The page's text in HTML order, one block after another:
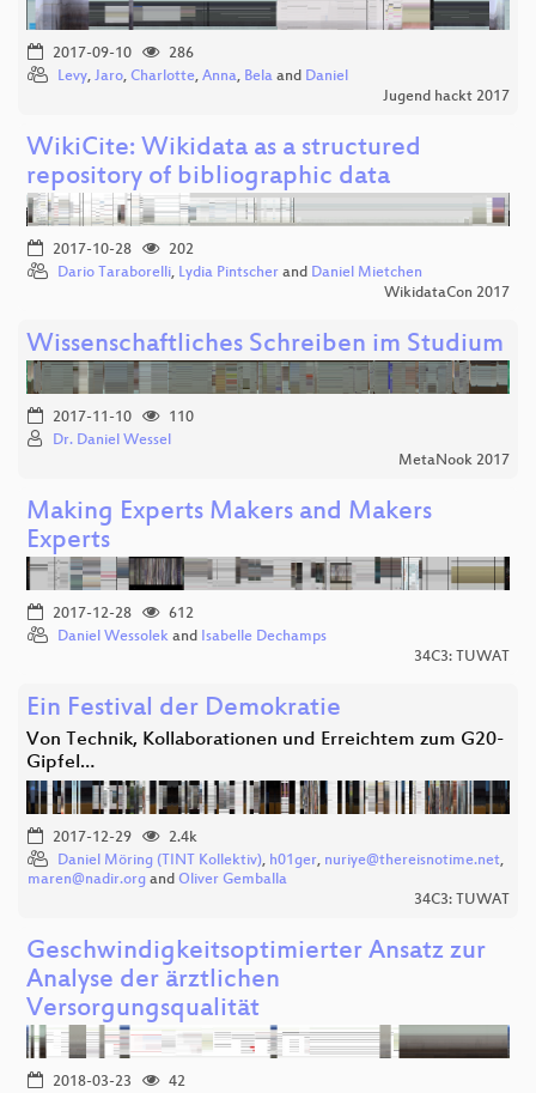
2017-09-10
286
Levy, Jaro, Charlotte, Anna, Bela and Daniel
Jugend hackt 2017
WikiCite: Wikidata as a structured
repository of bibliographic data
2017-10-28
202
Dario Taraborelli, Lydia Pintscher and Daniel Mietchen
WikidataCon 2017
Wissenschaftliches Schreiben im Studium
2017-11-10
110
Dr. Daniel Wessel
MetaNook 2017
Making Experts Makers and Makers
Experts
2017-12-28
612
Daniel Wessolek and Isabelle Dechamps
34C3: TUWAT
Ein Festival der Demokratie
Von Technik, Kollaborationen und Erreichtem zum G20-
Gipfel…
2017-12-29
2.4k
Daniel Möring (TINT Kollektiv), h01ger, nuriye@thereisnotime.net,
maren@nadir.org and Oliver Gemballa
34C3: TUWAT
Geschwindigkeitsoptimierter Ansatz zur
Analyse der ärztlichen
Versorgungsqualität
2018-03-23
42